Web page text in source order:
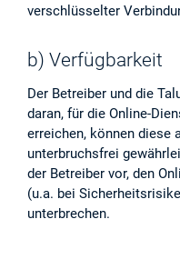
verschlüsselter
b) Verfügbarkeit
Der Betreiber und die
daran, für die Online-
erreichen, können diese
unterbruchsfrei
der Betreiber vor, den
(u.a. bei
unterbrechen.